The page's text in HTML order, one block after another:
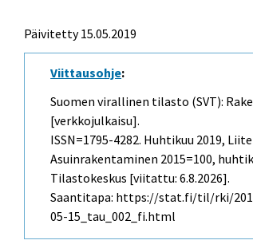
Päivitetty 15.05.2019
Viittausohje:
Suomen virallinen tilasto (SVT):
[verkkojulkaisu].
ISSN=1795-4282. Huhtikuu 2019,
Asuinrakentaminen 2015=100,
Tilastokeskus [viitattu: 6.8.2026].
Saantitapa: https://stat.fi/til/rki/
05-15_tau_002_fi.html